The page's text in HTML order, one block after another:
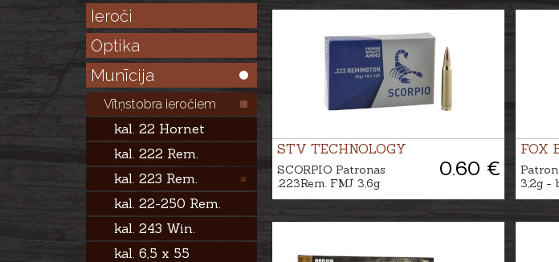
Ieroči
Optika
Munīcija
Vītņstobra ieročiem
kal. 22 Hornet
kal. 222 Rem.
kal. 223 Rem.
kal. 22-250 Rem.
kal. 243 Win.
kal. 6,5 x 55
STV TECHNOLOGY
0.60 €
SCORPIO Patronas
.223Rem. FMJ 3,6g
FOX
3,2g -